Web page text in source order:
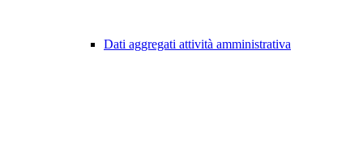
Dati aggregati attività amministrativa